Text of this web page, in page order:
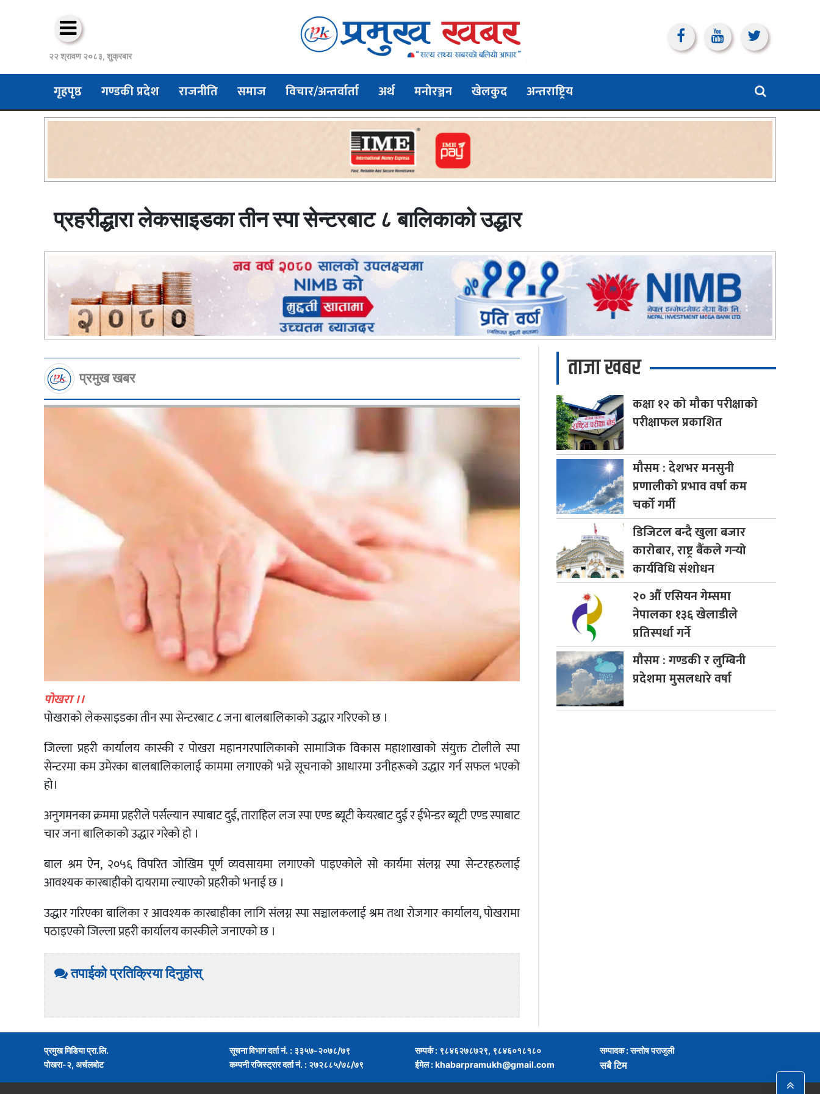
२२ श्रावण २०८३, शुक्रबार
गृहपृष्ठ गण्डकी प्रदेश राजनीति समाज विचार/अन्तर्वार्ता अर्थ मनोरञ्जन खेलकुद अन्तराष्ट्रिय
प्रहरीद्धारा लेकसाइडका तीन स्पा सेन्टरबाट ८ बालिकाको उद्धार
प्रमुख खबर
पोखरा ।।
पोखराको लेकसाइडका तीन स्पा सेन्टरबाट ८ जना बालबालिकाको उद्धार गरिएको छ ।
जिल्ला प्रहरी कार्यालय कास्की र पोखरा महानगरपालिकाको सामाजिक विकास महाशाखाको संयुक्त टोलीले स्पा
सेन्टरमा कम उमेरका बालबालिकालाई काममा लगाएको भन्ने सूचनाको आधारमा उनीहरूको उद्धार गर्न सफल भएको
हो।
अनुगमनका क्रममा प्रहरीले पर्सल्यान स्पाबाट दुई, ताराहिल लज स्पा एण्ड ब्यूटी केयरबाट दुई र ईभेन्डर ब्यूटी एण्ड स्पाबाट
चार जना बालिकाको उद्धार गरेको हो ।
बाल श्रम ऐन, २०५६ विपरित जोखिम पूर्ण व्यवसायमा लगाएको पाइएकोले सो कार्यमा संलग्न स्पा सेन्टरहरुलाई
आवश्यक कारबाहीको दायरामा ल्याएको प्रहरीको भनाई छ ।
उद्धार गरिएका बालिका र आवश्यक कारबाहीका लागि संलग्न स्पा सञ्चालकलाई श्रम तथा रोजगार कार्यालय, पोखरामा
पठाइएको जिल्ला प्रहरी कार्यालय कास्कीले जनाएको छ ।
तपाईको प्रतिक्रिया दिनुहोस्
ताजा खबर
कक्षा१२ को मौका परीक्षाको
परीक्षाफल प्रकाशित
मौसम: देशभर मनसुनी
प्रणालीको प्रभाव वर्षा कम
चर्को गर्मी
डिजिटलबन्दै खुला बजार
कारोबार, राष्ट्र बैंकले गर्‍यो
कार्यविधि संशोधन
२०औँ एसियन गेम्समा
नेपालका १३६ खेलाडीले
प्रतिस्पर्धा गर्ने
मौसम: गण्डकी र लुम्बिनी
प्रदेशमा मुसलधारे वर्षा
प्रमुख मिडिया प्रा.लि.
पोखरा-२, अर्चलबोट
सूचना विभाग दर्ता नं. : ३३५७-२०७८/७९
कम्पनी रजिस्ट्रार दर्ता नं. : २७२८८५/७८/७९
सम्पर्क : ९८४६२७८७२९, ९८४६०१८१८०
ईमेल :khabarpramukh@gmail.com
सम्पादक : सन्तोष पराजुली
सबै टिम